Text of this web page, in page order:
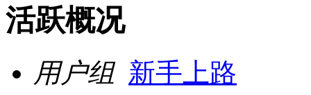
活跃概况
用户组 新手上路